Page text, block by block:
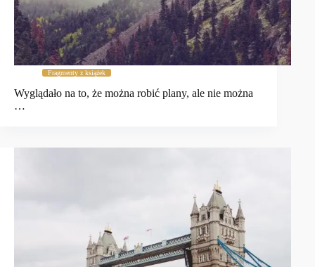
Fragmenty z książek
Wyglądało na to, że można robić plany, ale nie można
…